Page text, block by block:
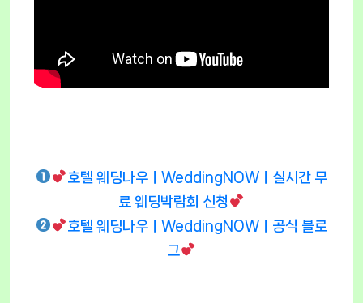
호텔 웨딩나우ㅣWeddingNOWㅣ실시간 무
료 웨딩박람회 신청
호텔 웨딩나우ㅣWeddingNOWㅣ공식 블로
그